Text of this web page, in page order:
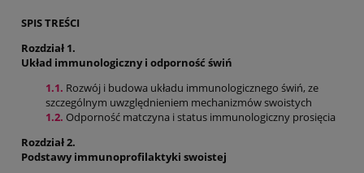
SPIS TREŚCI
Rozdział 1.
Układ immunologiczny i odporność świń
1.1. Rozwój i budowa układu immunologicznego świń, ze
szczególnym uwzględnieniem mechanizmów swoistych
1.2. Odporność matczyna i status immunologiczny prosięcia
Rozdział 2.
Podstawy immunoprofilaktyki swoistej